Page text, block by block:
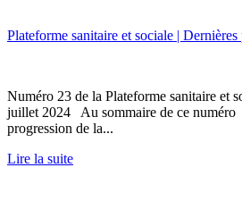
Plateforme sanitaire et sociale |
Numéro 23 de la Plateforme sanitaire et
juillet 2024 Au sommaire de ce
progression de la...
Lire la suite